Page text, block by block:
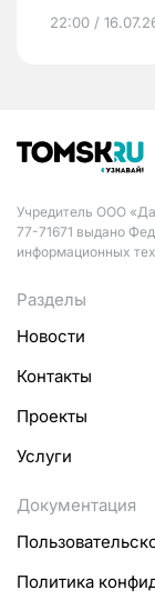
22:00 /
Учредитель ООО
77-71671 выдано
информационных
Разделы
Новости
Контакты
Проекты
Услуги
Документация
Политика